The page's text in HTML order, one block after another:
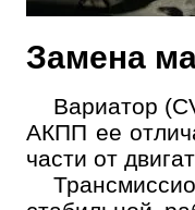
Замена
Вариатор
АКПП ее
части от